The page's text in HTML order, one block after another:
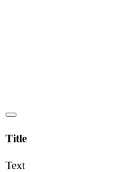
Title
Text